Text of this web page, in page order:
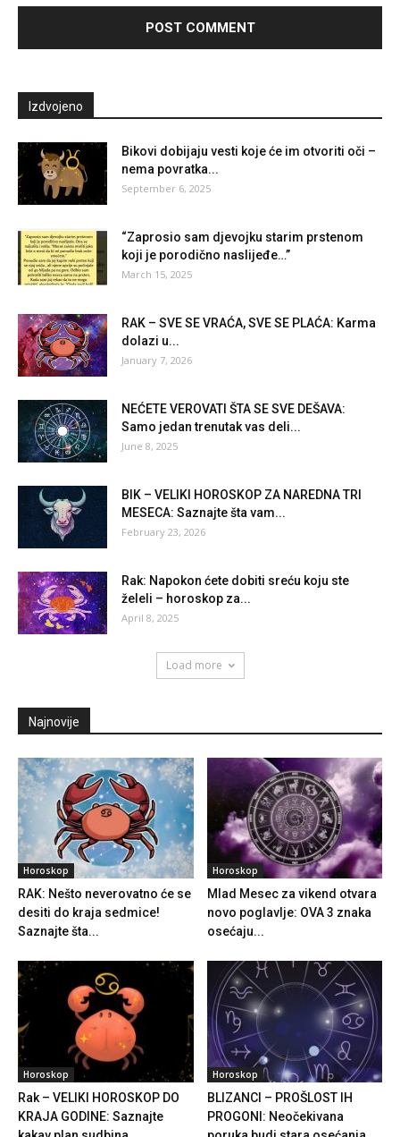
Izdvojeno
Bikovi dobijaju vesti koje će im otvoriti oči –
nema povratka...
September 6, 2025
“Zaprosio sam djevojku starim prstenom
koji je porodično naslijeđe…”
March 15, 2025
RAK – SVE SE VRAĆA, SVE SE PLAĆA: Karma
dolazi u...
January 7, 2026
NEĆETE VEROVATI ŠTA SE SVE DEŠAVA:
Samo jedan trenutak vas deli...
June 8, 2025
BIK – VELIKI HOROSKOP ZA NAREDNA TRI
MESECA: Saznajte šta vam...
February 23, 2026
Rak: Napokon ćete dobiti sreću koju ste
želeli – horoskop za...
April 8, 2025
Load more
Najnovije
Horoskop
RAK: Nešto neverovatno će se
desiti do kraja sedmice!
Saznajte šta...
Horoskop
Mlad Mesec za vikend otvara
novo poglavlje: OVA 3 znaka
osećaju...
Horoskop
Rak – VELIKI HOROSKOP DO
KRAJA GODINE: Saznajte
Horoskop
BLIZANCI – PROŠLOST IH
PROGONI: Neočekivana